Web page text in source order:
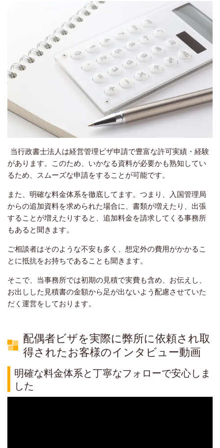
当行政書士法人は経営管理ビザ申請で豊富な許可実績・経験
があります。このため、いかなる資料が必要かも熟知してい
るため、スムーズな申請をすることが可能です。
また、明確な料金体系を徹底してます。つまり、入国管理局
からの追加資料を求められた場合に、書類が増えたり、出張
することが増えたりすると、追加料金を請求してくる事務所
もあると聞きます。
ご相談者はそのような不安も多く、想定外の費用がかかるこ
とに抵抗をお持ちであることも聞きます。
そこで、当事務所では初期の見積で実費も含め、お伝えし、
お出しした見積書の金額から足が出ないよう配慮させていた
だく運営をしております。
配偶者ビザを実際に弊所に依頼され取
得されたお客様のインタビュー動画
明確な料金体系と丁寧なフォローで安心しま
した